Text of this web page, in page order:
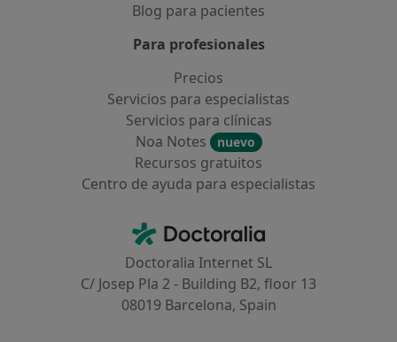
Blog para pacientes
Para profesionales
Precios
Servicios para especialistas
Servicios para clínicas
Noa Notes
nuevo
Recursos gratuitos
Centro de ayuda para especialistas
Doctoralia - Página de inicio
Doctoralia Internet SL
C/ Josep Pla 2 - Building B2, floor 13
08019 Barcelona, Spain